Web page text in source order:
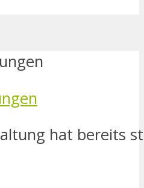
hat bereits